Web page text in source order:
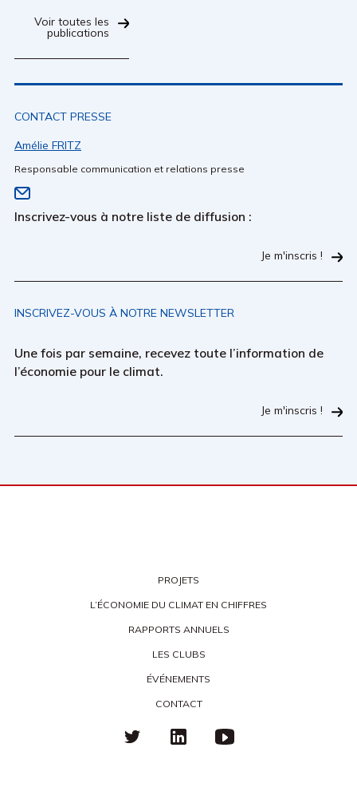
Voir toutes les
publications
CONTACT PRESSE
Amélie FRITZ
Responsable communication et relations presse
Inscrivez-vous à notre liste de diffusion :
Je m'inscris !
INSCRIVEZ-VOUS À NOTRE NEWSLETTER
Une fois par semaine, recevez toute l’information de
l’économie pour le climat.
Je m'inscris !
PROJETS
L’ÉCONOMIE DU CLIMAT EN CHIFFRES
RAPPORTS ANNUELS
LES CLUBS
ÉVÉNEMENTS
CONTACT